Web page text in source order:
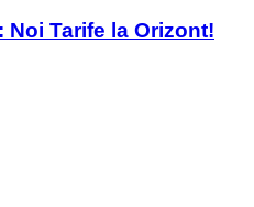
Tarife la Orizont!